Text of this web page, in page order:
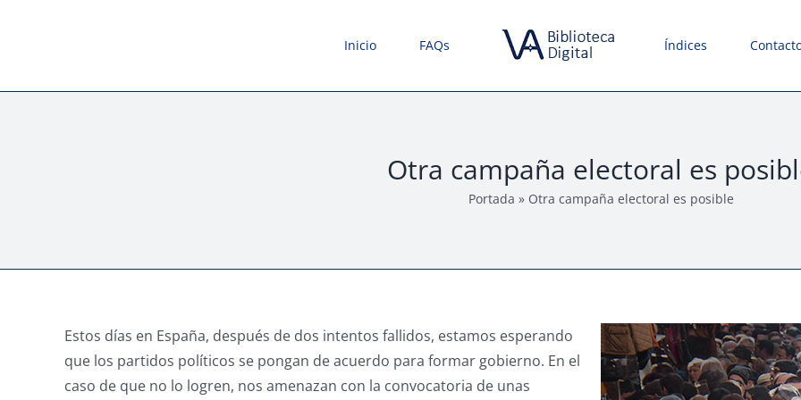
Inicio FAQs Índices
Otra campaña electoral es
Portada » Otra campaña electoral es posible
Estos días en España, después de dos intentos fallidos, estamos esperando
que los partidos políticos se pongan de acuerdo para formar gobierno. En el
caso de que no lo logren, nos amenazan con la convocatoria de unas